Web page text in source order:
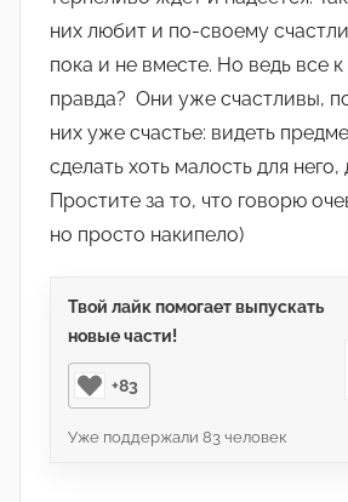
них любит и по-своему
пока и не вместе. Но ведь все
правда? Они уже счастливы,
них уже счастье: видеть
сделать хоть малость для него,
Простите за то, что говорю
но просто накипело)
Твой лайк помогает выпускать
новые части!
+83
Уже поддержали 83 человек